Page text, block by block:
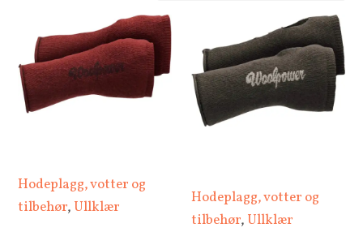
Hodeplagg, votter og
tilbehør, Ullklær
Hodeplagg, votter og
tilbehør, Ullklær